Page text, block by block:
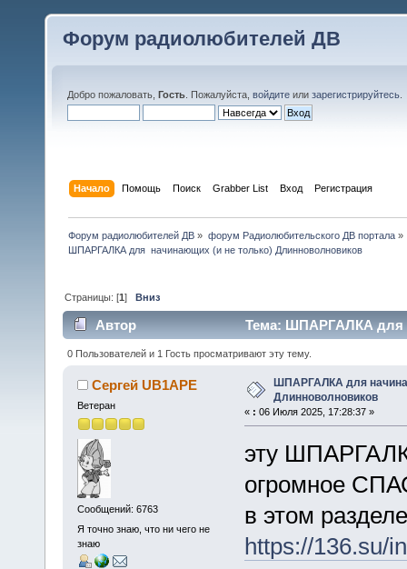
Форум радиолюбителей ДВ
Добро пожаловать, Гость . Пожалуйста, войдите или зарегистрируйтесь
Начало Помощь Поиск Grabber List Вход Регистрация
Форум радиолюбителей ДВ » форум Радиолюбительского ДВ портала»
ШПАРГАЛКА для  начинающих (и не только) Длинноволновиков
Страницы: [1]Вниз
Автор
Тема: ШПАРГАЛКА для
10880 раз)
0 Пользователей и 1 Гость просматривают эту тему.
Сергей UB1APE
Ветеран
Сообщений: 6763
Я точно знаю, что ни чего не
знаю
ШПАРГАЛКА для
Длинноволновиков
« : 06 Июля 2025, 17:28:37 »
эту
огромное
в этом
https://136.su/